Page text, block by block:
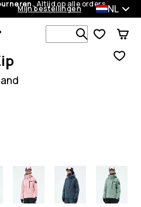
Altijd op alle orders.
Mijn bestellingen NL
Zoek in 1